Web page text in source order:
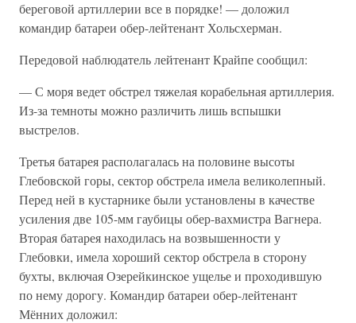
береговой артиллерии все в порядке! — доложил
командир батареи обер-лейтенант Хольсхерман.
Передовой наблюдатель лейтенант Крайпе сообщил:
— С моря ведет обстрел тяжелая корабельная артиллерия.
Из-за темноты можно различить лишь вспышки
выстрелов.
Третья батарея располагалась на половине высоты
Глебовской горы, сектор обстрела имела великолепный.
Перед ней в кустарнике были установлены в качестве
усиления две 105-мм гаубицы обер-вахмистра Вагнера.
Вторая батарея находилась на возвышенности у
Глебовки, имела хороший сектор обстрела в сторону
бухты, включая Озерейкинское ущелье и проходившую
по нему дорогу. Командир батареи обер-лейтенант
Мённих доложил: